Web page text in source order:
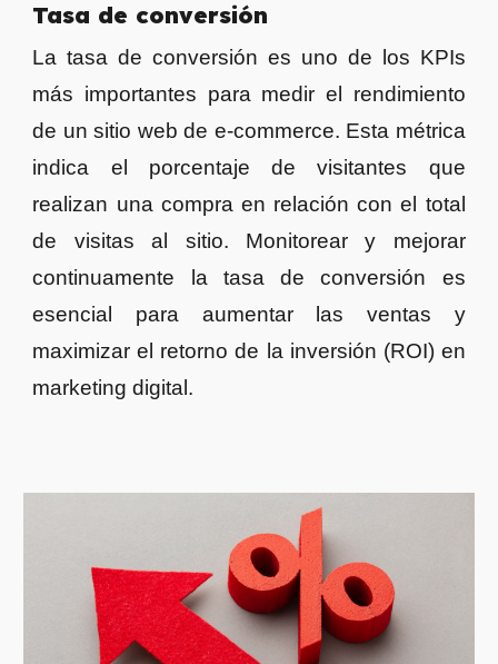
Tasa de conversión
La tasa de conversión es uno de los KPIs
más importantes para medir el rendimiento
de un sitio web de e-commerce. Esta métrica
indica el porcentaje de visitantes que
realizan una compra en relación con el total
de visitas al sitio. Monitorear y mejorar
continuamente la tasa de conversión es
esencial para aumentar las ventas y
maximizar el retorno de la inversión (ROI) en
marketing digital.